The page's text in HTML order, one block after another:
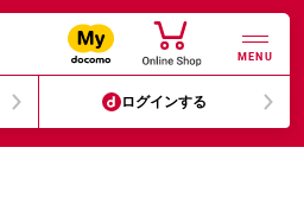
MENU
ログインする